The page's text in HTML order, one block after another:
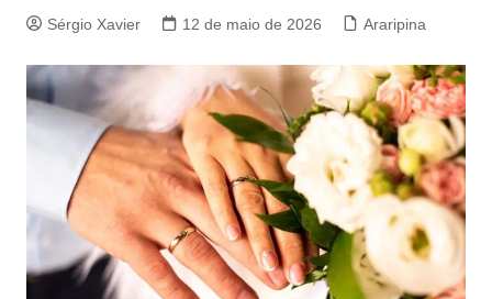
Sérgio Xavier 12 de maio de 2026 Araripina